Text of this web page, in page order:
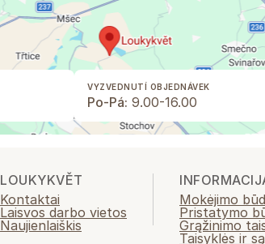
VYZVEDNUTÍ OBJEDNÁVEK
Po-Pá: 9.00-16.00
LOUKYKVĚT
Kontaktai
Laisvos darbo vietos
Naujienlaiškis
Mokėjimo
Pristatymo
Grąžinimo
Taisyklės ir